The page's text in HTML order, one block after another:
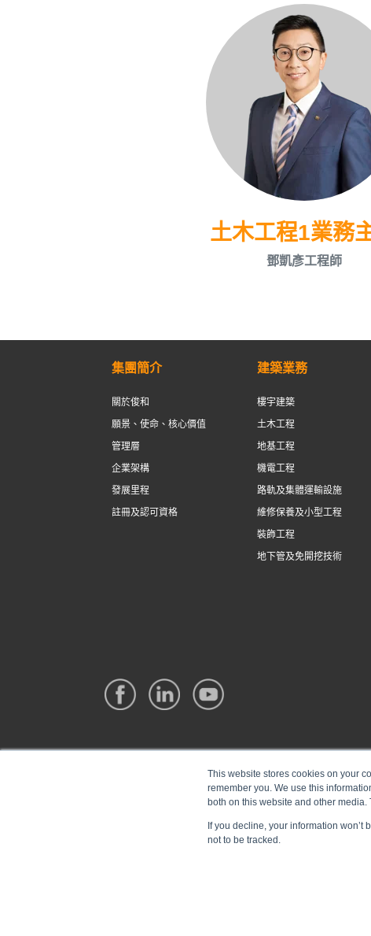
This website stores cookies on your
remember you. We use this
both on this website and other
If you decline, your information
not to be tracked.
土木工程1業務
鄧凱彥工程師
集團簡介
關於俊和
願景、使命、核心價值
管理層
企業架構
發展里程
註冊及認可資格
建築業務
樓宇建築
土木工程
地基工程
機電工程
路軌及集體運輸設施
維修保養及小型工程
裝飾工程
地下管及免開挖技術